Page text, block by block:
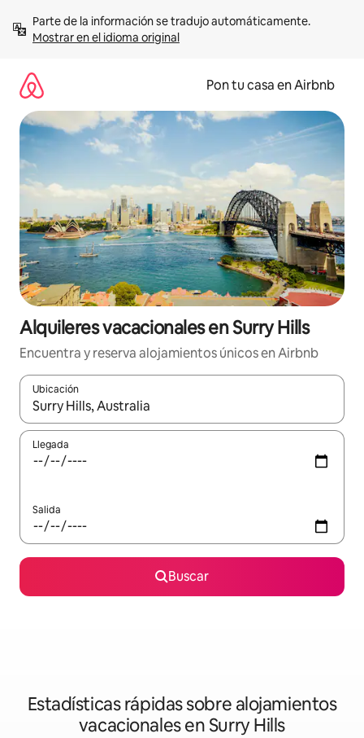
contenidoMostrar en el idioma original
Pon tu casa en Airbnb
Alquileres vacacionales en Surry Hills
Encuentra y reserva alojamientos únicos en Airbnb
Ubicación
Cuando los resultados estén disponibles, navega con las
Llegada
Salida
Buscar
Estadísticas rápidas sobre alojamientos
vacacionales en Surry Hills